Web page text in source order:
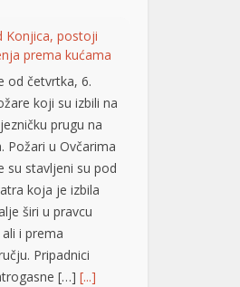
od četvrtka, 6.
koji su izbili na
prugu na
Požari u Ovčarima
su stavljeni su pod
koja je izbila
širi u pravcu
i prema
Pripadnici
[…]
proglašenje